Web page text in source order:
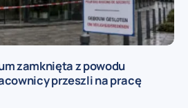
zamknięta z powodu
przeszli na pracę